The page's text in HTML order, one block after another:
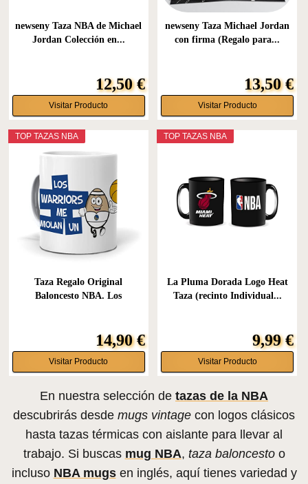
newseny Taza NBA de Michael
Jordan Colección en...
12,50 €
Visitar Producto
newseny Taza Michael Jordan
con firma (Regalo para...
13,50 €
Visitar Producto
TOP TAZAS NBA
Taza Regalo Original
Baloncesto NBA. Los
14,90 €
Visitar Producto
TOP TAZAS NBA
La Pluma Dorada Logo Heat
Taza (recinto Individual...
9,99 €
Visitar Producto
En nuestra selección de tazas de la NBA
descubrirás desde mugs vintage con logos clásicos
hasta tazas térmicas con aislante para llevar al
trabajo. Si buscas mug NBA, taza baloncestoo
incluso NBA mugsen inglés, aquí tienes variedad y